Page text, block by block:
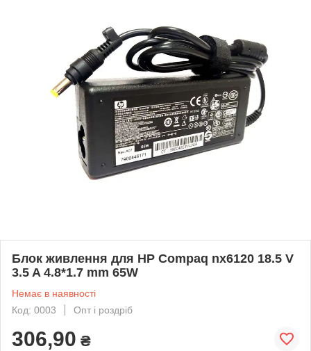
Блок живлення для HP Compaq nx6120 18.5 V
3.5 A 4.8*1.7 mm 65W
Немає в наявності
Код: 0003
Опт і роздріб
306,90 ₴